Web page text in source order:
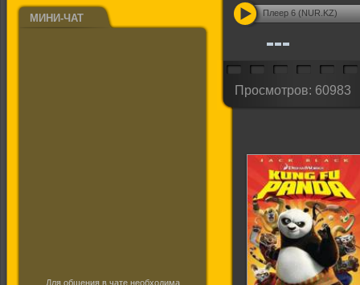
МИНИ-ЧАТ
Для общения в чате необходима
Плеер 6 (NUR.KZ)
Просмотров: 60983